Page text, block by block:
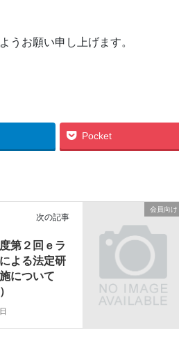
うお願い申し上げます。
Pocket
会員向け
次の記事
第２回ｅラ
よる法定研
について